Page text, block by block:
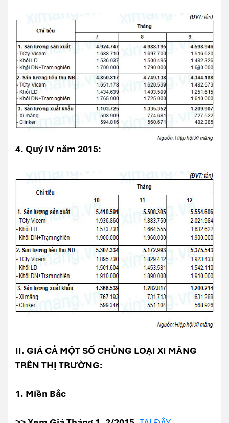
4. Quý IV năm 2015:
II. GIÁ CẢ MỘT SỐ CHỦNG LOẠI XI MĂNG
TRÊN THỊ TRƯỜNG:
1. Miền Bắc